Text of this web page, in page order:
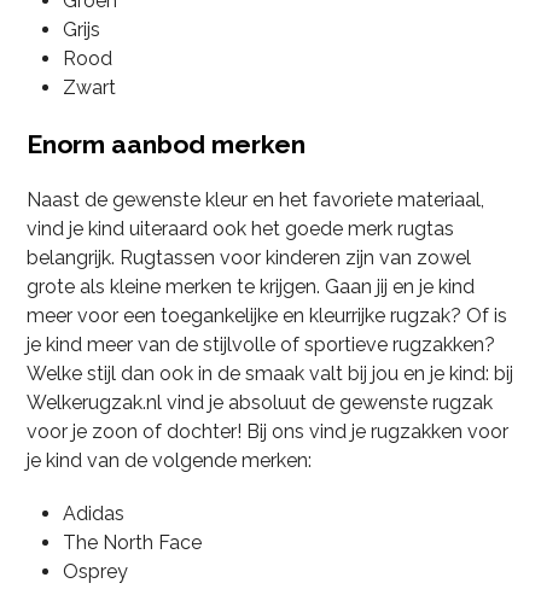
Grijs
Rood
Zwart
Enorm aanbod merken
Naast de gewenste kleur en het favoriete materiaal,
vind je kind uiteraard ook het goede merk rugtas
belangrijk. Rugtassen voor kinderen zijn van zowel
grote als kleine merken te krijgen. Gaan jij en je kind
meer voor een toegankelijke en kleurrijke rugzak? Of is
je kind meer van de stijlvolle of sportieve rugzakken?
Welke stijl dan ook in de smaak valt bij jou en je kind: bij
Welkerugzak.nl vind je absoluut de gewenste rugzak
voor je zoon of dochter! Bij ons vind je rugzakken voor
je kind van de volgende merken:
Adidas
The North Face
Osprey